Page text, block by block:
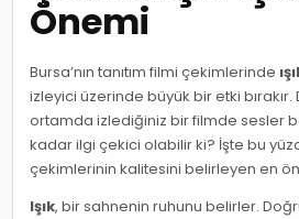
Önemi
Bursa’nın tanıtım filmi çekimlerinde
izleyici üzerinde büyük bir etki bırakır.
ortamda izlediğiniz bir filmde sesler
kadar ilgi çekici olabilir ki? İşte bu
çekimlerinin kalitesini belirleyen en
Işık, bir sahnenin ruhunu belirler. Doğru